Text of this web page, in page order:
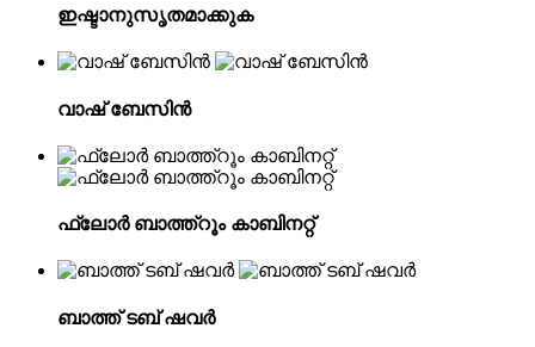
ഇഷ്ടാനുസൃതമാക്കുക
വാഷ് ബേസിൻ
ഫ്ലോർ ബാത്ത്റൂം കാബിനറ്റ്
ബാത്ത് ടബ് ഷവർ